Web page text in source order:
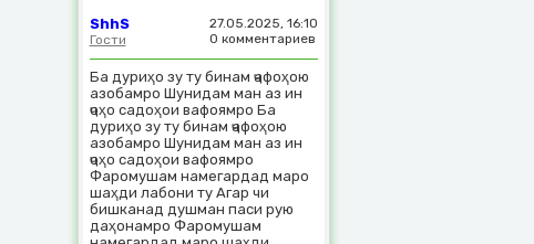
27.05.2025, 16:10
0 комментариев
ShhS
Гости
Ба дуриҳо зу ту бинам ҷафоҳою
азобамро Шунидам ман аз ин
ҷоҳо садоҳои вафоямро Ба
дуриҳо зу ту бинам ҷафоҳою
азобамро Шунидам ман аз ин
ҷоҳо садоҳои вафоямро
Фаромушам намегардад маро
шаҳди лабони ту Агар чи
бишканад душман паси рую
даҳонамро Фаромушам